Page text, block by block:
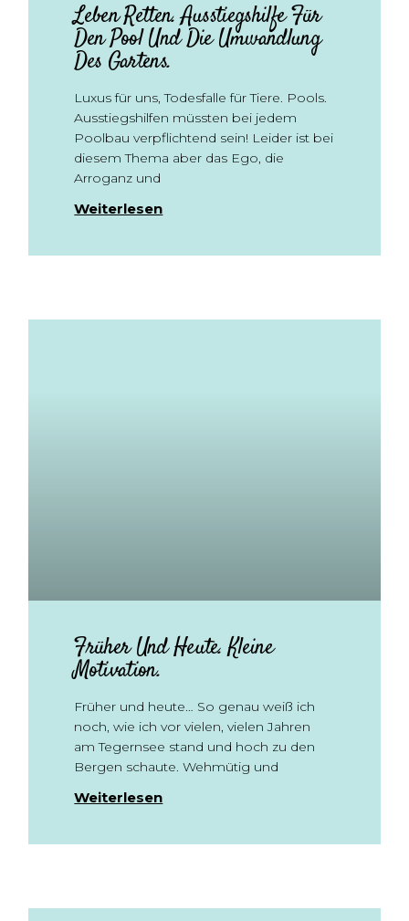
Leben Retten. Ausstiegshilfe Für
Den Pool Und Die Umwandlung
Des Gartens.
Luxus für uns, Todesfalle für Tiere. Pools.
Ausstiegshilfen müssten bei jedem
Poolbau verpflichtend sein! Leider ist bei
diesem Thema aber das Ego, die
Arroganz und
Weiterlesen
Früher Und Heute. Kleine
Motivation.
Früher und heute… So genau weiß ich
noch, wie ich vor vielen, vielen Jahren
am Tegernsee stand und hoch zu den
Bergen schaute. Wehmütig und
Weiterlesen